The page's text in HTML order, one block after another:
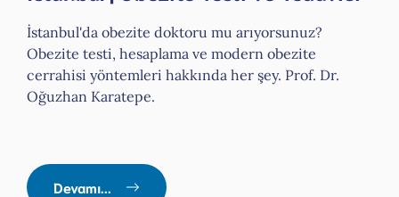
İstanbul'da obezite doktoru mu arıyorsunuz?
Obezite testi, hesaplama ve modern obezite
cerrahisi yöntemleri hakkında her şey. Prof. Dr.
Oğuzhan Karatepe.
Devamı...